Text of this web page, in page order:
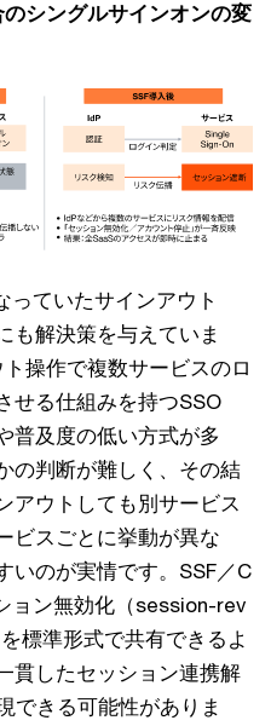
シングルサインオンの変
っていたサインアウト
も解決策を与えていま
操作で複数サービスのロ
せる仕組みを持つSSO
普及度の低い方式が多
の判断が難しく、その結
アウトしても別サービス
ビスごとに挙動が異な
いのが実情です。SSF／C
ョン無効化（session-rev
標準形式で共有できるよ
貫したセッション連携解
できる可能性がありま